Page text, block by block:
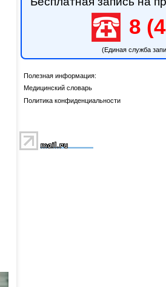
8
(Единая служба
Полезная информация:
Медицинский словарь
Политика конфиденциальности